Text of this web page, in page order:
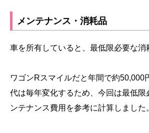
メンテナンス・消耗品
車を所有していると、最低限必要な消
ワゴンRスマイルだと年間で約50,000
代は毎年変化するため、今回は最低限
ンテナンス費用を参考に計算しました